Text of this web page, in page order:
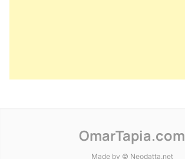
OmarTapia.com
Made by © Neodatta.net